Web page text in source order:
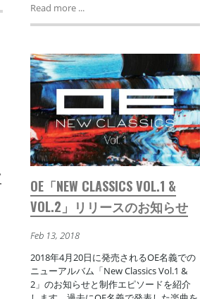
Read more ...
OE「NEW CLASSICS VOL.1 &
VOL.2」リリースのお知らせ
Feb 13, 2018
2018年4月20日に発売されるOE名義での
ニューアルバム「New Classics Vol.1 &
2」のお知らせと制作エピソードを紹介